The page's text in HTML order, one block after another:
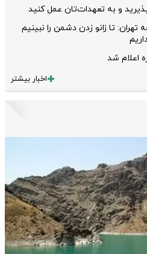
و به تعهدات‌تان عمل کنید
تا زانو زدن دشمن را نبینیم
اعلام شد
اخبار بیشتر